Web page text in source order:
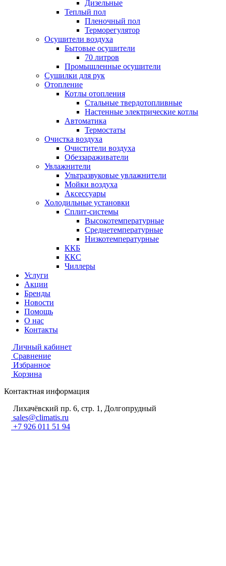
Дизельные
Теплый пол
Пленочный пол
Терморегулятор
Осушители воздуха
Бытовые осушители
70 литров
Промышленные осушители
Сушилки для рук
Отопление
Котлы отопления
Стальные твердотопливные
Настенные электрические котлы
Автоматика
Термостаты
Очистка воздуха
Очистители воздуха
Обеззараживатели
Увлажнители
Ультразвуковые увлажнители
Мойки воздуха
Аксессуары
Холодильные установки
Сплит-системы
Высокотемпературные
Среднетемпературные
Низкотемпературные
ККБ
ККС
Чиллеры
Услуги
Акции
Бренды
Новости
Помощь
О нас
Контакты
Личный кабинет
Сравнение
Избранное
Корзина
Контактная информация
Лихачёвский пр. 6, стр. 1, Долгопрудный
sales@climatis.ru
+7 926 011 51 94